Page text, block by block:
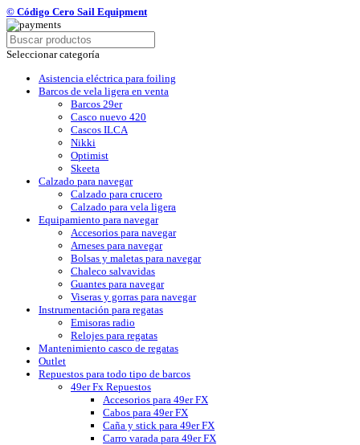
© Código Cero Sail Equipment
Seleccionar categoría
Asistencia eléctrica para foiling
Barcos de vela ligera en venta
Barcos 29er
Casco nuevo 420
Cascos ILCA
Nikki
Optimist
Skeeta
Calzado para navegar
Calzado para crucero
Calzado para vela ligera
Equipamiento para navegar
Accesorios para navegar
Arneses para navegar
Bolsas y maletas para navegar
Chaleco salvavidas
Guantes para navegar
Viseras y gorras para navegar
Instrumentación para regatas
Emisoras radio
Relojes para regatas
Mantenimiento casco de regatas
Outlet
Repuestos para todo tipo de barcos
49er Fx Repuestos
Accesorios para 49er FX
Cabos para 49er FX
Caña y stick para 49er FX
Carro varada para 49er FX